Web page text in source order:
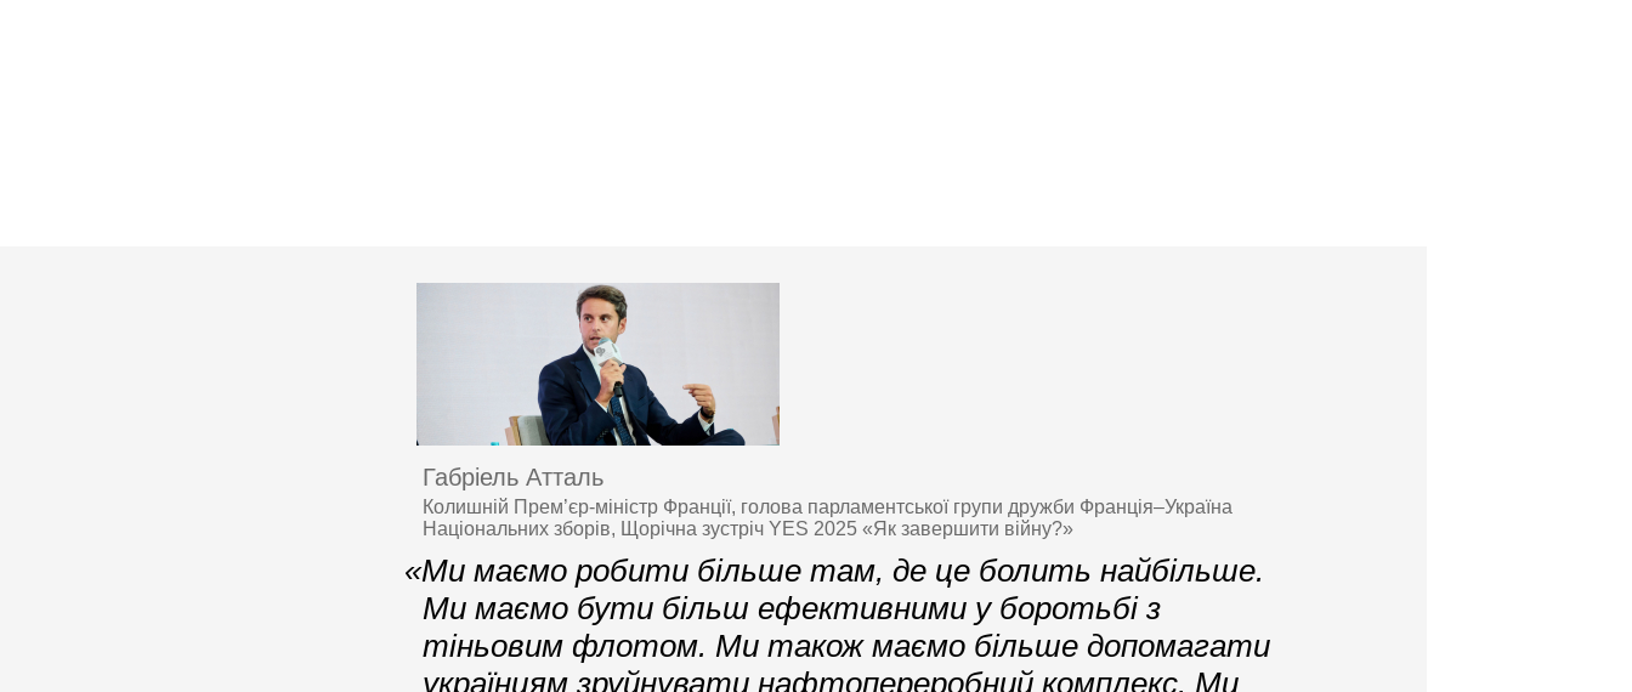
Габріель Атталь
Колишній Прем’єр-міністр Франції, голова парламентської групи дружби Франція–Україна
Національних зборів, Щорічна зустріч YES 2025 «Як завершити війну?»
«Ми маємо робити більше там, де це болить найбільше.
Ми маємо бути більш ефективними у боротьбі з
тіньовим флотом. Ми також маємо більше допомагати
українцям зруйнувати нафтопереробний комплекс. Ми